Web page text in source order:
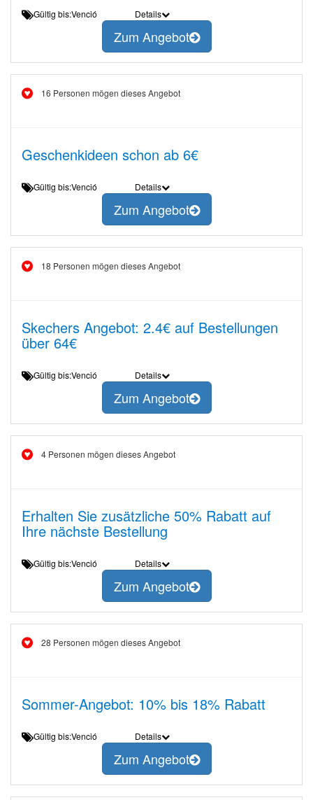
Gültig bis:Venció Details
Zum Angebot
16 Personen mögen dieses Angebot
Geschenkideen schon ab 6€
Gültig bis:Venció Details
Zum Angebot
18 Personen mögen dieses Angebot
Skechers Angebot: 2.4€ auf Bestellungen
über 64€
Gültig bis:Venció Details
Zum Angebot
4 Personen mögen dieses Angebot
Erhalten Sie zusätzliche 50% Rabatt auf
Ihre nächste Bestellung
Gültig bis:Venció Details
Zum Angebot
28 Personen mögen dieses Angebot
Sommer-Angebot: 10% bis 18% Rabatt
Gültig bis:Venció Details
Zum Angebot